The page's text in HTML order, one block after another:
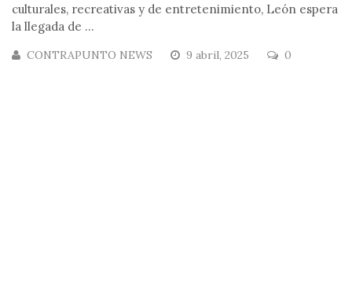
culturales, recreativas y de entretenimiento, León espera
la llegada de ...
CONTRAPUNTO NEWS 9 abril, 2025 0